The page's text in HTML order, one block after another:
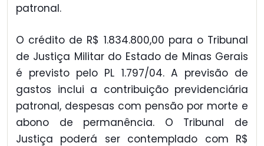
patronal.
O crédito de R$ 1.834.800,00 para o Tribunal
de Justiça Militar do Estado de Minas Gerais
é previsto pelo PL 1.797/04. A previsão de
gastos inclui a contribuição previdenciária
patronal, despesas com pensão por morte e
abono de permanência. O Tribunal de
Justiça poderá ser contemplado com R$